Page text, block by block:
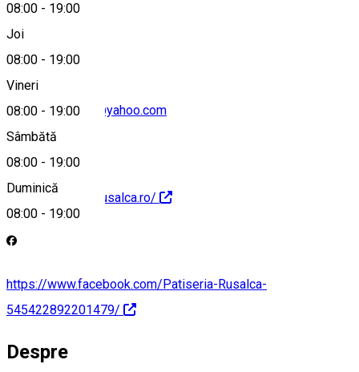
08:00 - 19:00
Joi
08:00 - 19:00
Vineri
08:00 - 19:00
Sâmbătă
08:00 - 19:00
Duminică
08:00 - 19:00
patiseriarusalca@yahoo.com
https://cofetariarusalca.ro/
https://www.facebook.com/Patiseria-Rusalca-
545422892201479/
Despre